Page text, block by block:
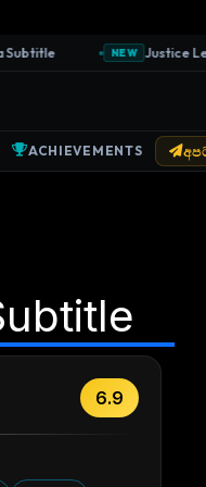
NEW Justice
ACHIEVEMENTS
6.9